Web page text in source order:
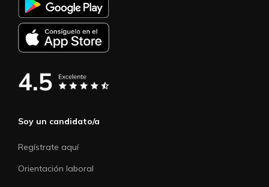
Soy un candidato/a
Regístrate aquí
Orientación laboral